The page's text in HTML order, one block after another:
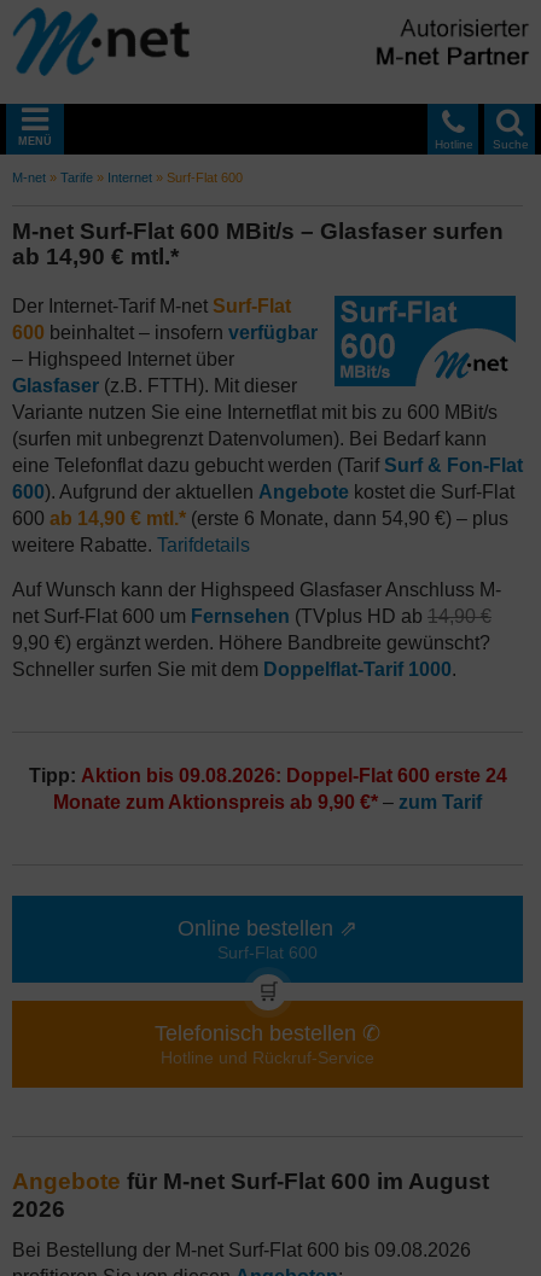
Suche
Hotline
MENÜ
M-net » Tarife » Internet » Surf-Flat 600
M-net Surf-Flat 600 MBit/s – Glasfaser surfen
ab 14,90 € mtl.*
Der Internet-Tarif M-net Surf-Flat
600 beinhaltet – insofern verfügbar
– Highspeed Internet über
Glasfaser (z.B. FTTH). Mit dieser
Variante nutzen Sie eine Internetflat mit bis zu 600 MBit/s
(surfen mit unbegrenzt Datenvolumen). Bei Bedarf kann
eine Telefonflat dazu gebucht werden (Tarif Surf & Fon-Flat
600). Aufgrund der aktuellen Angebote kostet die Surf-Flat
600 ab 14,90 € mtl.* (erste 6 Monate, dann 54,90 €) – plus
weitere Rabatte. Tarifdetails
Auf Wunsch kann der Highspeed Glasfaser Anschluss M-
net Surf-Flat 600 um Fernsehen (TVplus HD ab 14,90 €
9,90 €) ergänzt werden. Höhere Bandbreite gewünscht?
Schneller surfen Sie mit dem Doppelflat-Tarif 1000.
Tipp: Aktion bis 09.08.2026: Doppel-Flat 600 erste 24
Monate zum Aktionspreis ab 9,90 €* – zum Tarif
Online bestellen ⇗
Surf-Flat 600
🛒
Telefonisch bestellen ✆
Hotline und Rückruf-Service
Angebote für M-net Surf-Flat 600 im August
2026
Bei Bestellung der M-net Surf-Flat 600 bis 09.08.2026